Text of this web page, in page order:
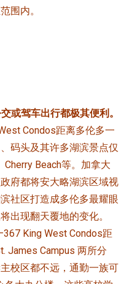
围内。
或驾车出行都极其便利。
Condos距离多伦多一
码头及其许多湖滨景点仅
Beach等。加拿大
府都将安大略湖滨区域视
社区打造成多伦多最耀眼
出现翻天覆地的变化。
King West Condos距
James Campus 两所分
校区都不远，通勤一族可